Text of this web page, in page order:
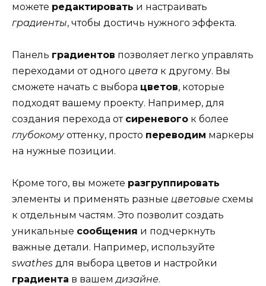
можете редактировать и настраивать
градиенты, чтобы достичь нужного эффекта.
Панель градиентов позволяет легко управлять
переходами от одного цвета к другому. Вы
сможете начать с выбора цветов, которые
подходят вашему проекту. Например, для
создания перехода от сиреневого к более
глубокомуоттенку, просто переводим маркеры
на нужные позиции.
Кроме того, вы можете разгруппировать
элементы и применять разные цветовые схемы
к отдельным частям. Это позволит создать
уникальные сообщения и подчеркнуть
важные детали. Например, используйте
swathes для выбора цветов и настройки
градиента в вашемдизайне.